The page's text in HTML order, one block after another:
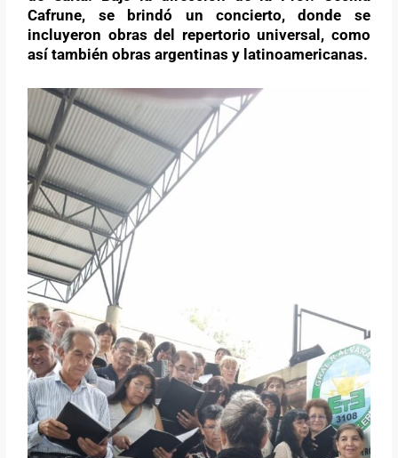
Cafrune, se brindó un concierto, donde se
incluyeron obras del repertorio universal, como
así también obras argentinas y latinoamericanas.